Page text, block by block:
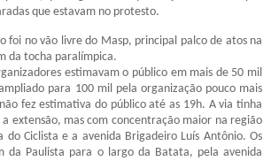
que estavam no protesto.
foi no vão livre do Masp, principal palco de atos na
da tocha paralímpica.
estimavam o público em mais de 50 mil
para 100 mil pela organização pouco mais
fez estimativa do público até as 19h. A via tinha
extensão, mas com concentração maior na região
Ciclista e a avenida Brigadeiro Luís Antônio. Os
da Paulista para o largo da Batata, pela avenida